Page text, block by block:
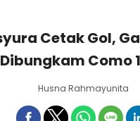
Cetak Gol,
Dibungkam Como
Husna Rahmayunita